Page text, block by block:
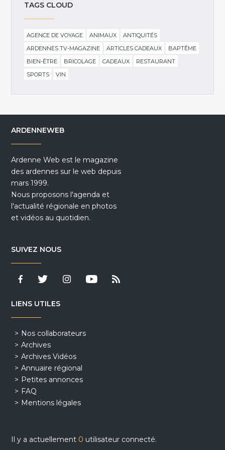
TAGS CLOUD
AGENCE DE VOYAGE ANIMAUX
ANTIQUITÉS
ARDENNES TV-MAGAZINE
ARTICLES CADEAUX
BAPTÊME
BIEN-ÊTRE
BRICOLAGE CADEAUX
RESTAURANT
SPORTS
VIN
ARDENNEWEB
Ardenne Web est le magazine
des ardennes sur le web depuis
mars 1999.
Nous proposons l'agenda et
l'actualité régionale en photos
et vidéos au quotidien.
SUIVEZ NOUS
LIENS UTILES
Nos collaborateurs
Archives
Archives Vidéos
Annuaire régional
Petites annonces
FAQ
Mentions légales
Il y a actuellement 0 utilisateur connecté.